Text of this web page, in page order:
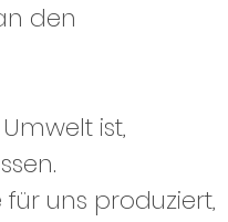
den
ist,
uns produziert,